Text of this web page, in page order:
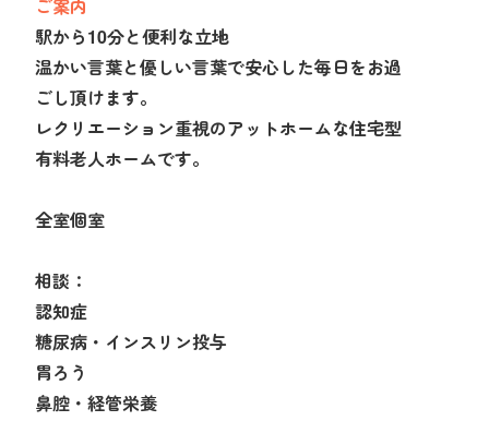
ご案内
駅から10分と便利な立地
温かい言葉と優しい言葉で安心した毎日をお過
ごし頂けます。
レクリエーション重視のアットホームな住宅型
有料老人ホームです。
全室個室
相談：
認知症
糖尿病・インスリン投与
胃ろう
鼻腔・経管栄養